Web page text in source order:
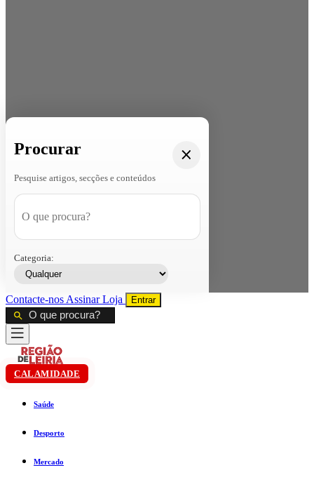
Procurar
Pesquise artigos, secções e conteúdos
Categoria:
Contacte-nos AssinarLoja Entrar
CALAMIDADE
Saúde
Desporto
Mercado